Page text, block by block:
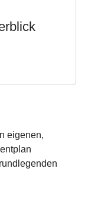
eigenen,